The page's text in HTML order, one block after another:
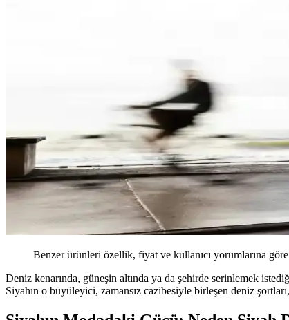
Benzer ürünleri özellik, fiyat ve kullanıcı yorumlarına göre
Deniz kenarında, güneşin altında ya da şehirde serinlemek
Siyahın o büyüleyici, zamansız cazibesiyle birleşen deniz